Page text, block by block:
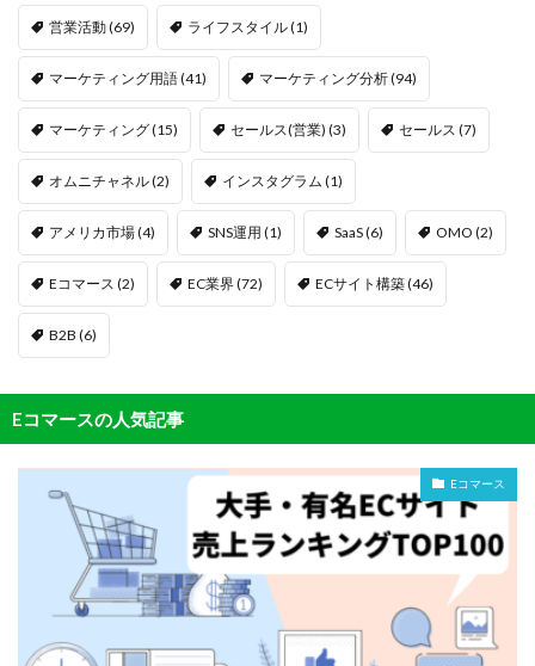
営業活動(69) ライフスタイル(1)
マーケティング用語(41) マーケティング分析(94)
マーケティング(15) セールス(営業) (3) セールス (7)
オムニチャネル(2) インスタグラム (1)
アメリカ市場(4) SNS運用 (1) SaaS(6) OMO (2)
Eコマース (2) EC業界(72) ECサイト構築(46)
B2B (6)
Eコマースの人気記事
Eコマース